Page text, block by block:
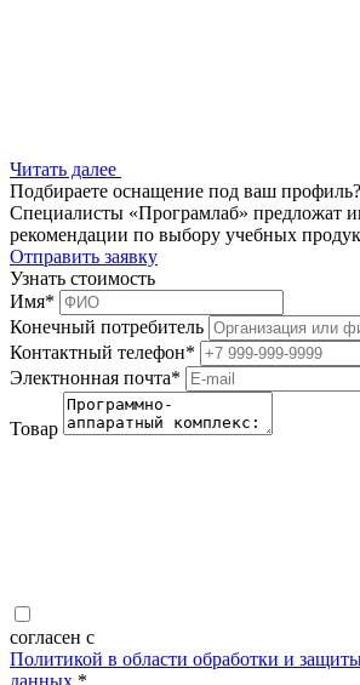
Читать далее
Подбираете оснащение под ваш профиль?
Специалисты «Програмлаб» предложат
рекомендации по выбору учебных
Отправить заявку
Узнать стоимость
Имя*
Конечный потребитель
Контактный телефон*
Электнонная почта*
Товар
согласен с
Политикой в области обработки и
данных *